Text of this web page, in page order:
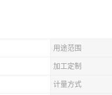
用途范围
加工定制
计量方式